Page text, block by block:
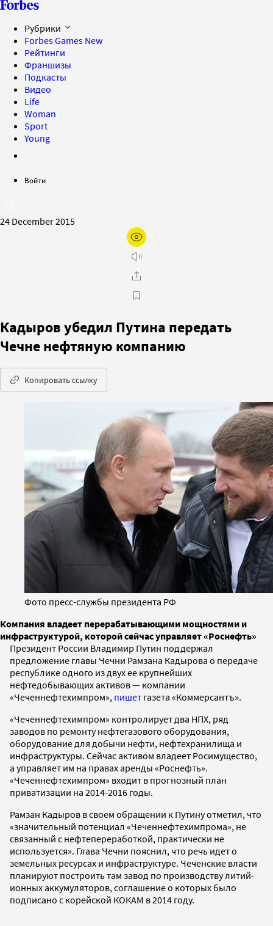
Рубрики
Forbes Games New
Рейтинги
Франшизы
Подкасты
Видео
Life
Woman
Sport
Young
Войти
24 December 2015
Кадыров убедил Путина передать
Чечне нефтяную компанию
Копировать ссылку
Фото пресс-службы президента РФ
Компания владеет перерабатывающими мощностями и
инфраструктурой, которой сейчас управляет «Роснефть»
Президент России Владимир Путин поддержал
предложение главы Чечни Рамзана Кадырова о передаче
республике одного из двух ее крупнейших
нефтедобывающих активов — компании
«Чеченнефтехимпром», пишет газета «Коммерсантъ».
«Чеченнефтехимпром» контролирует два НПХ, ряд
заводов по ремонту нефтегазового оборудования,
оборудование для добычи нефти, нефтехранилища и
инфраструктуры. Сейчас активом владеет Росимущество,
а управляет им на правах аренды «Роснефть».
«Чеченнефтехимпром» входит в прогнозный план
приватизации на 2014-2016 годы.
Рамзан Кадыров в своем обращении к Путину отметил, что
«значительный потенциал «Чеченнефтехимпрома», не
связанный с нефтепереработкой, практически не
используется». Глава Чечни пояснил, что речь идет о
земельных ресурсах и инфраструктуре. Чеченские власти
планируют построить там завод по производству литий-
ионных аккумуляторов, соглашение о которых было
подписано с корейской КОКАМ в 2014 году.